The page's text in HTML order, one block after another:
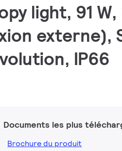
light, 91 W,
externe),
IP66
Documents les plus
Brochure du produit